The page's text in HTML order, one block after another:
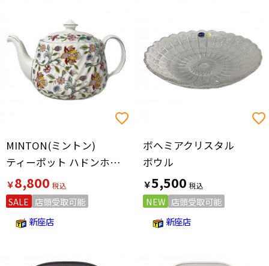
MINTON(ミントン)
ティーポット ハドンホール
￥8,800
SALE 店頭受取可能
新座店
ボヘミアクリスタル
ボウル
￥5,500
NEW 店頭受取可能
新座店